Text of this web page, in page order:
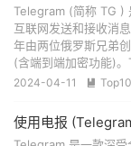
Telegram (简称 TG )
互联网发送和接收消
年由两位俄罗斯兄弟
(含端到端加密功能)。
2024-04-11  Top10
使用电报